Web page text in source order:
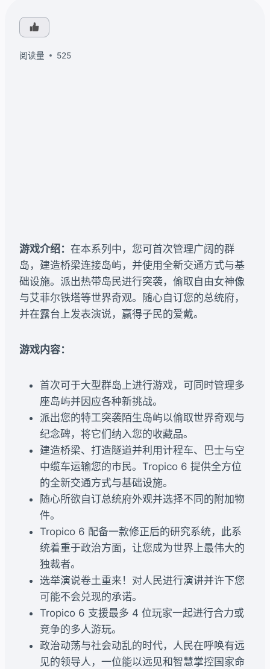
阅读量 525
游戏介绍： 在本系列中，您可首次管理广阔的群
岛，建造桥梁连接岛屿，并使用全新交通方式与基
础设施。派出热带岛民进行突袭，偷取自由女神像
与艾菲尔铁塔等世界奇观。随心自订您的总统府，
并在露台上发表演说，赢得子民的爱戴。
游戏内容：
首次可于大型群岛上进行游戏，可同时管理多
座岛屿并因应各种新挑战。
派出您的特工突袭陌生岛屿以偷取世界奇观与
纪念碑，将它们纳入您的收藏品。
建造桥梁、打造隧道并利用计程车、巴士与空
中缆车运输您的市民。Tropico 6 提供全方位
的全新交通方式与基础设施。
随心所欲自订总统府外观并选择不同的附加物
件。
Tropico 6 配备一款修正后的研究系统，此系
统着重于政治方面，让您成为世界上最伟大的
独裁者。
选举演说卷土重来！对人民进行演讲并许下您
可能不会兑现的承诺。
Tropico 6 支援最多 4 位玩家一起进行合力或
竞争的多人游玩。
政治动荡与社会动乱的时代，人民在呼唤有远
见的领导人，一位能以远见和智慧掌控国家命